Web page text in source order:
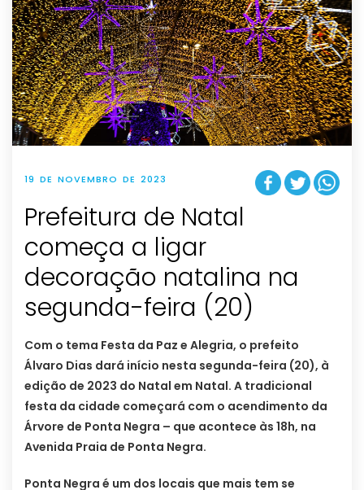
19 DE NOVEMBRO DE 2023
Prefeitura de Natal
começa a ligar
decoração natalina na
segunda-feira (20)
Com o tema Festa da Paz e Alegria, o prefeito
Álvaro Dias dará início nesta segunda-feira (20), à
edição de 2023 do Natal em Natal. A tradicional
festa da cidade começará com o acendimento da
Árvore de Ponta Negra – que acontece às 18h, na
Avenida Praia de Ponta Negra.
Ponta Negra é um dos locais que mais tem se